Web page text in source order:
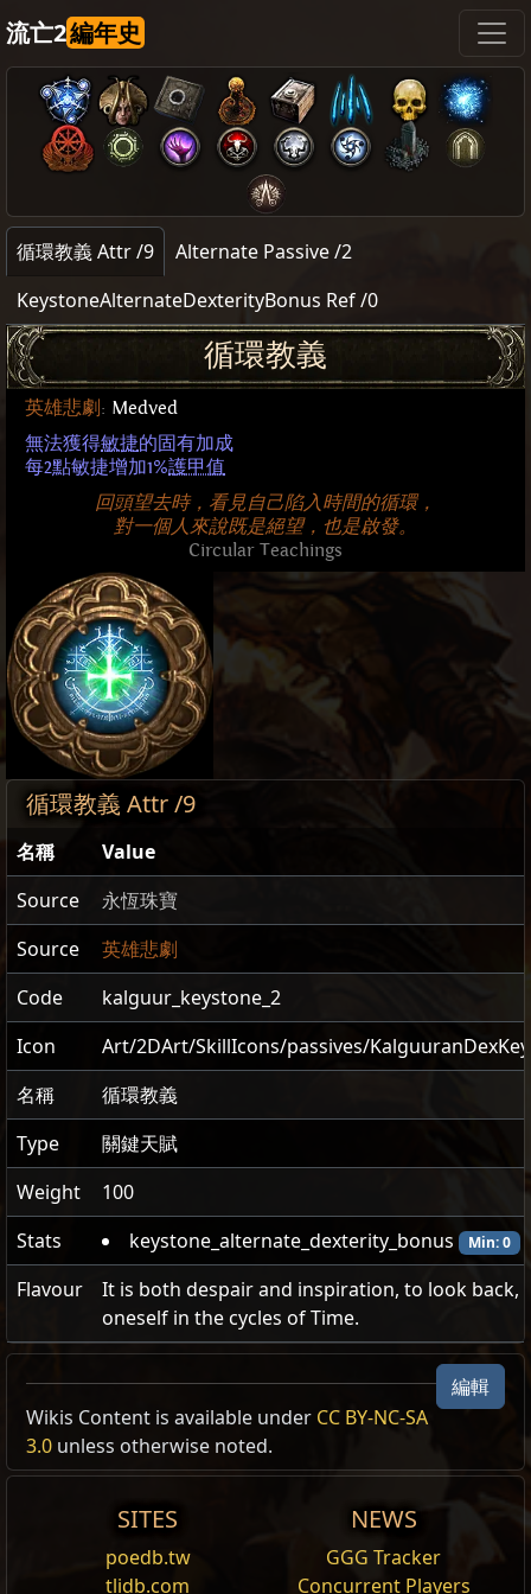
流亡2編年史
循環教義 Attr /9
Alternate Passive /2
KeystoneAlternateDexterityBonus Ref /0
循環教義
英雄悲劇 : Medved
無法獲得敏捷的固有加成
每2點敏捷增加1%護甲值
回頭望去時，看見自己陷入時間的循環，
對一個人來說既是絕望，也是啟發。
Circular Teachings
循環教義 Attr /9
名稱
Value
Source
永恆珠寶
Source
英雄悲劇
Code
kalguur_keystone_2
Icon
Art/2DArt/SkillIcons/passives/
名稱
循環教義
Type
關鍵天賦
Weight
100
Stats
keystone_alternate_dexterity_bonus Min: 0
Flavour
It is both despair and inspiration, to look back,
oneself in the cycles of Time.
Faction 關鍵天賦
Vorana:黑暗血鐮訓練
市集/Trade
Medved:
市集/Trade
Olroth:
市集/Trade
循環教義
無法獲得敏捷的固有加成
編輯
Wikis Content is available under CC BY-NC-SA
3.0 unless otherwise noted.
SITES
poedb.tw
tlidb.com
NEWS
GGG Tracker
Concurrent Players